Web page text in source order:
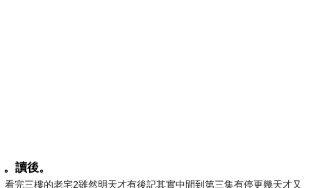
。讀後。
看完三樓的老宅2雖然明天才有後記其實中間到第三集有停更幾天才又